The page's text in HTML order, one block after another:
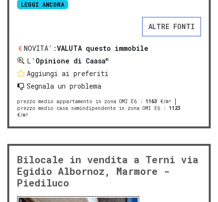
LEGGI ANCORA
ALTRE FONTI
NOVITA':VALUTA questo immobile
L' Opinione di Caasa®
Aggiungi ai preferiti
Segnala un problema
prezzo medio appartamento in zona OMI E6 : 1163 €/m²
prezzo medio casa semindipendente in zona OMI E6 : 1123
€/m²
Bilocale in vendita a Terni via
Egidio Albornoz, Marmore -
Piediluco